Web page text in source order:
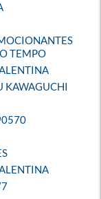
TEMPO
KAWAGUCHI